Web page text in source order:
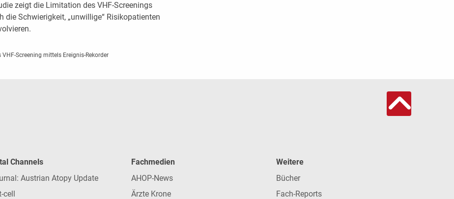
zeigt die Limitation des VHF-Screenings
die Schwierigkeit, „unwillige“ Risikopatienten
VHF-Screening mittels Ereignis-Rekorder
Channels
Austrian Atopy Update
cell
Fachmedien
AHOP-News
Ärzte Krone
Weitere
Bücher
Fach-Reports